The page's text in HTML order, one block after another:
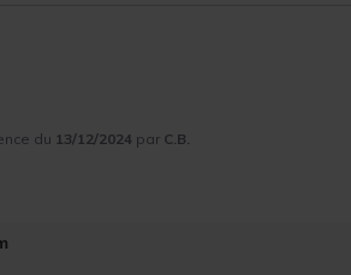
du 13/12/2024 par C.B.